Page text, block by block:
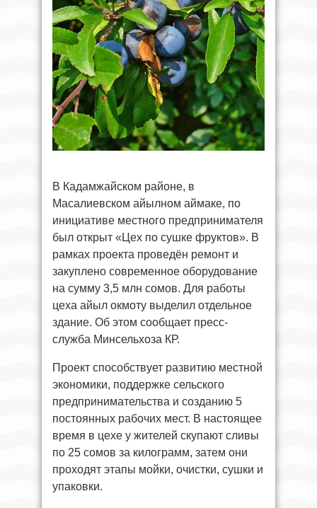
В Кадамжайском районе, в
Масалиевском айылном аймаке, по
инициативе местного предпринимателя
был открыт «Цех по сушке фруктов». В
рамках проекта проведён ремонт и
закуплено современное оборудование
на сумму 3,5 млн сомов. Для работы
цеха айыл окмоту выделил отдельное
здание. Об этом сообщает пресс-
служба Минсельхоза КР.
Проект способствует развитию местной
экономики, поддержке сельского
предпринимательства и созданию 5
постоянных рабочих мест. В настоящее
время в цехе у жителей скупают сливы
по 25 сомов за килограмм, затем они
проходят этапы мойки, очистки, сушки и
упаковки.